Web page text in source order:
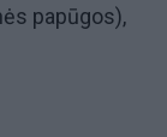
papūgos),